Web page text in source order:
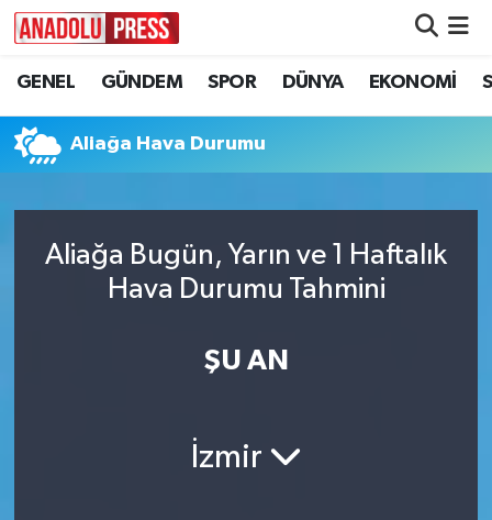
GENEL GÜNDEM SPOR DÜNYA EKONOMİ
Aliağa Hava Durumu
Aliağa Bugün, Yarın ve 1 Haftalık
Hava Durumu Tahmini
ŞU AN
İzmir
Nöbetçi Eczaneler
Hava Durumu
Trafik Durumu